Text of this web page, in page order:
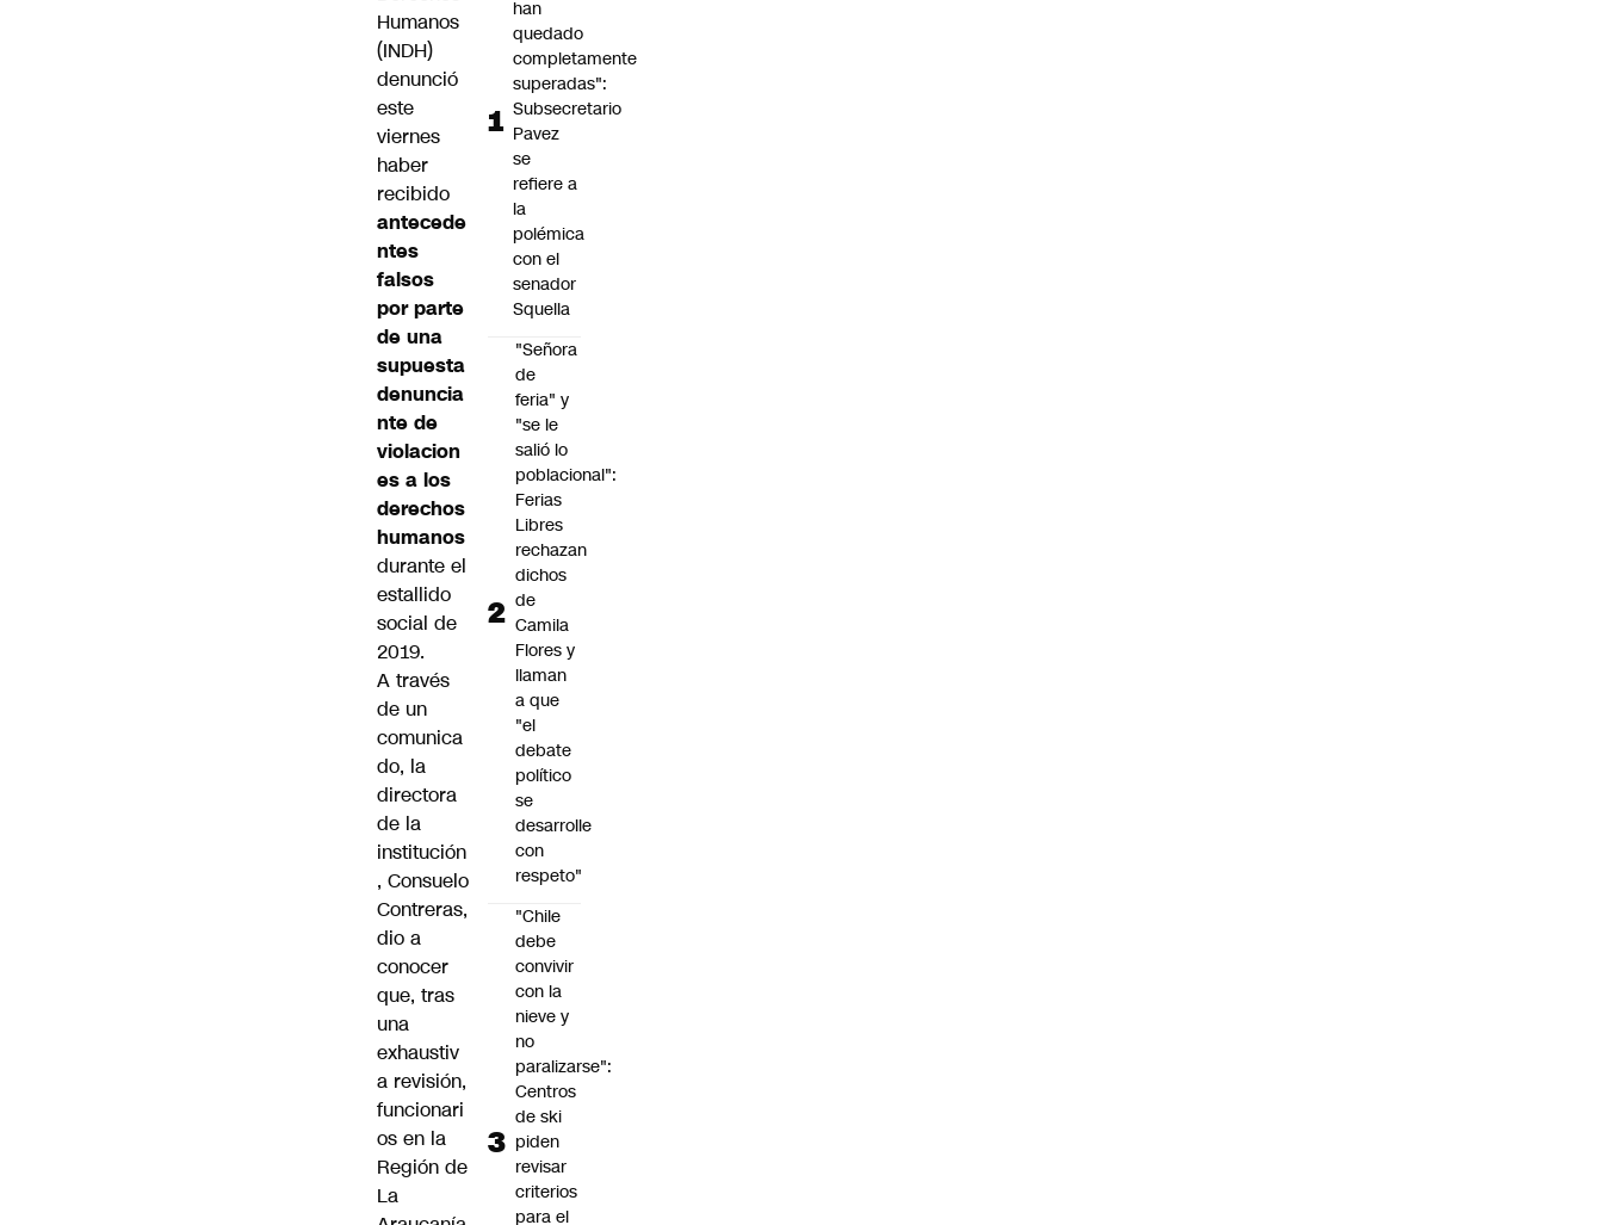
Humanos
(INDH)
denunció
este
viernes
haber
recibido
antecede
ntes
falsos
por parte
de una
supuesta
denuncia
nte de
violacion
es a los
derechos
humanos
durante el
estallido
social de
2019.
A través
de un
comunica
do, la
directora
de la
institución
, Consuelo
Contreras,
dio a
conocer
que, tras
una
exhaustiv
a revisión,
funcionari
os en la
Región de
La
han
quedado
completamente
superadas":
Subsecretario
Pavez
se
refiere a
la
polémica
con el
senador
Squella
"Señora
de
feria" y
"se le
salió lo
poblacional":
Ferias
Libres
rechazan
dichos
de
Camila
Flores y
llaman
a que
"el
debate
político
se
desarrolle
con
respeto"
"Chile
debe
convivir
con la
nieve y
no
paralizarse":
Centros
de ski
piden
revisar
criterios
para el